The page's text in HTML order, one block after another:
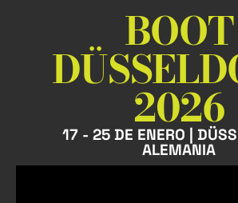
BOOT
2026
17 - 25 DE ENERO |
ALEMANIA